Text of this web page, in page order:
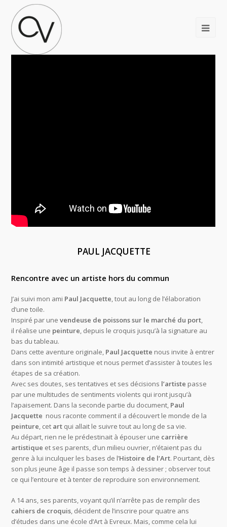
PAUL JACQUETTE
Rencontre avec un artiste hors du commun
J’ai suivi mon ami Paul Jacquette, tout au long de l’élaboration
d’une toile.
Inspiré par unevendeuse de poissons sur le marché du port,
il réalise une peinture, depuis le croquis jusqu’à la signature au
bas du tableau.
Dans cette aventure originale, Paul Jacquette nous invite à entrer
dans son intimité artistique et nous permet d’assister à toutes les
étapes de sa création.
Avec ses doutes, ses tentatives et ses décisions l’artiste passe
par une multitudes de sentiments violents qui iront jusqu’à
l’apaisement. Dans la seconde partie du document, Paul
Jacquette nous raconte comment il a découvert le monde de la
peinture, cet art qui allait le suivre tout au long de sa vie.
Au départ, rien ne le prédestinait à épouser une carrière
artistique et ses parents, d’un milieu ouvrier, n’étaient pas du
genre à lui inculquer les bases de l’Histoire de l’Art. Pourtant, dès
son plus jeune âge il passe son temps à dessiner ; observer tout
ce qui l’entoure et à tenter de reproduire son environnement.
A 14 ans, ses parents, voyant qu’il n’arrête pas de remplir des
cahiers de croquis, décident de l’inscrire pour quatre ans
d’études dans une école d’Art à Evreux. Mais, comme cela lui